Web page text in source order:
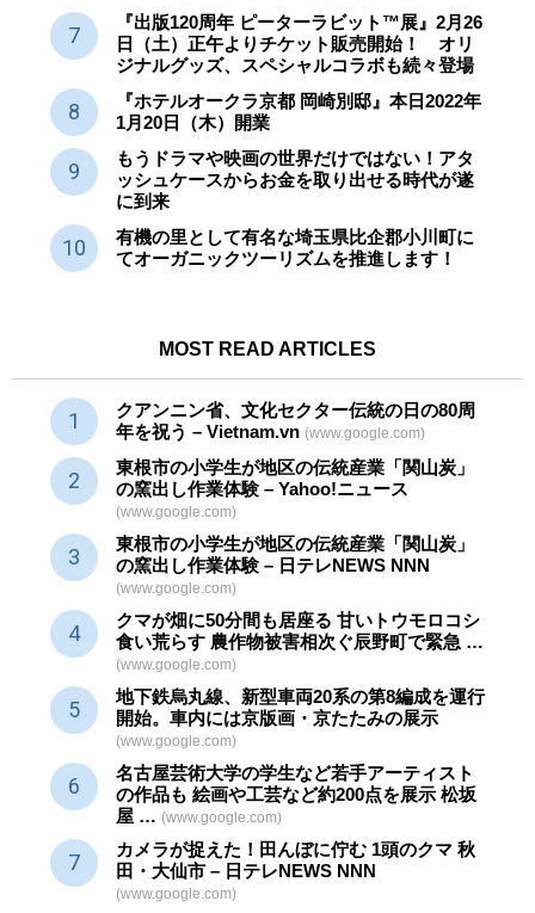
『出版120周年 ピーターラビット™展』2月26
日（土）正午よりチケット販売開始！ オリ
ジナルグッズ、スペシャルコラボも続々登場
『ホテルオークラ京都 岡崎別邸』本日2022年
1月20日（木）開業
もうドラマや映画の世界だけではない！アタ
ッシュケースからお金を取り出せる時代が遂
に到来
有機の里として有名な埼玉県比企郡小川町に
てオーガニックツーリズムを推進します！
MOST READ ARTICLES
クアンニン省、文化セクター伝統の日の80周
年を祝う – Vietnam.vn (www.google.com)
東根市の小学生が地区の伝統産業 「関山炭」
の窯出し作業体験 – Yahoo!ニュース
(www.google.com)
東根市の小学生が地区の伝統産業 「関山炭」
の窯出し作業体験 – 日テレNEWS NNN
(www.google.com)
クマが畑に50分間も居座る 甘いトウモロコシ
食い荒らす 農作物被害相次ぐ辰野町で緊急 …
(www.google.com)
地下鉄烏丸線、新型車両20系の第8編成を運行
開始。車内には京版画・京たたみの展示
(www.google.com)
名古屋芸術大学の学生など若手アーティスト
の作品も 絵画や工芸など約200点を展示 松坂
屋 … (www.google.com)
カメラが捉えた！田んぼに佇む 1頭のクマ 秋
田・大仙市 – 日テレNEWS NNN
(www.google.com)